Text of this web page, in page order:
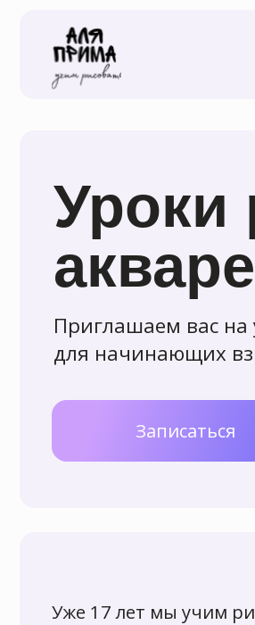
Уроки
Приглашаем вас на
для начинающих